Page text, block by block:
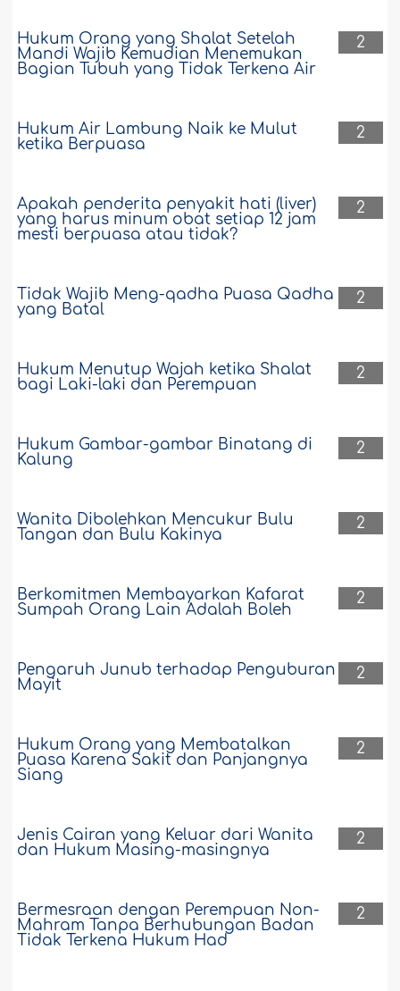
2
Hukum Orang yang Shalat Setelah
Mandi Wajib Kemudian Menemukan
Bagian Tubuh yang Tidak Terkena Air
2
Hukum Air Lambung Naik ke Mulut
ketika Berpuasa
2
Apakah penderita penyakit hati (liver)
yang harus minum obat setiap 12 jam
mesti berpuasa atau tidak?
2
Tidak Wajib Meng-qadha Puasa Qadha
yang Batal
2
Hukum Menutup Wajah ketika Shalat
bagi Laki-laki dan Perempuan
2
Hukum Gambar-gambar Binatang di
Kalung
2
Wanita Dibolehkan Mencukur Bulu
Tangan dan Bulu Kakinya
2
Berkomitmen Membayarkan Kafarat
Sumpah Orang Lain Adalah Boleh
2
Pengaruh Junub terhadap Penguburan
Mayit
2
Hukum Orang yang Membatalkan
Puasa Karena Sakit dan Panjangnya
Siang
2
Jenis Cairan yang Keluar dari Wanita
dan Hukum Masing-masingnya
2
Bermesraan dengan Perempuan Non-
Mahram Tanpa Berhubungan Badan
Tidak Terkena Hukum Had